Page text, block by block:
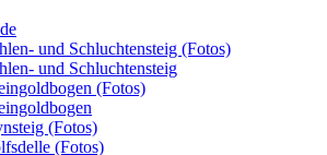
und Schluchtensteig (Fotos)
und Schluchtensteig
(Fotos)
(Fotos)
(Fotos)